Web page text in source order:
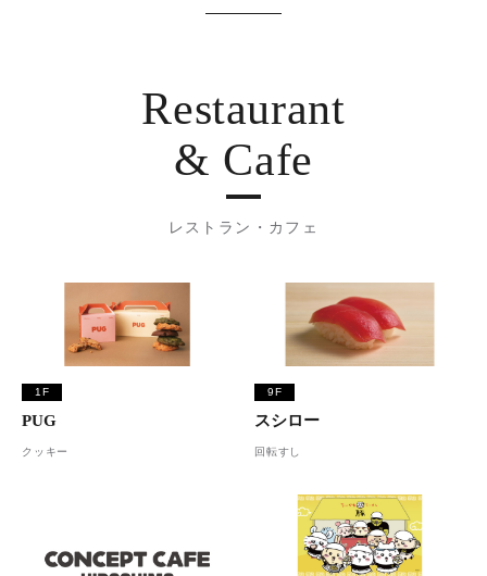
Restaurant
& Cafe
レストラン・カフェ
1F
PUG
クッキー
9F
スシロー
回転すし